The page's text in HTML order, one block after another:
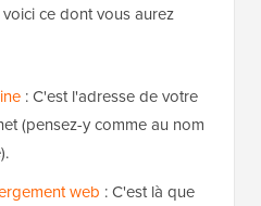
ce dont vous aurez
: C'est l'adresse de votre
(pensez-y comme au nom
web : C'est là que